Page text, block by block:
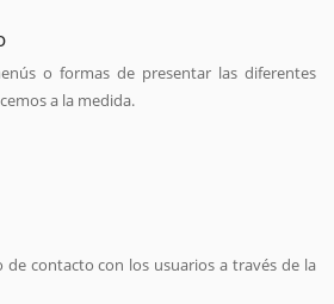
o formas de presentar las diferentes
a la medida.
de contacto con los usuarios a través de la